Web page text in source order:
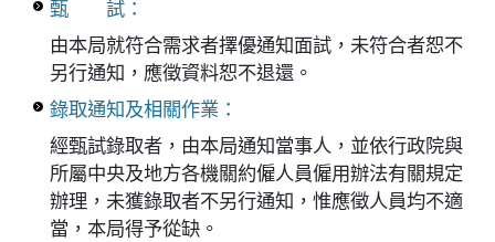
甄 試：
由本局就符合需求者擇優通知面試，未符合者恕不
另行通知，應徵資料恕不退還。
錄取通知及相關作業：
經甄試錄取者，由本局通知當事人，並依行政院與
所屬中央及地方各機關約僱人員僱用辦法有關規定
辦理，未獲錄取者不另行通知，惟應徵人員均不適
當，本局得予從缺。